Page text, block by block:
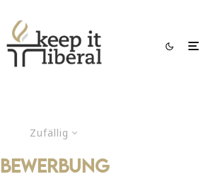
Zufällig
Bewerbung